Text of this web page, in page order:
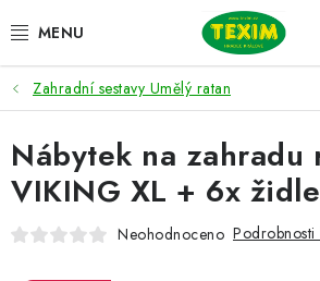
na
ZAHRADNÍ SESTAVY
ŽIDLE
STOLY
Zahradní sestavy Umělý ratan
Nábytek na zahradu
VIKING XL + 6x
Neohodnoceno